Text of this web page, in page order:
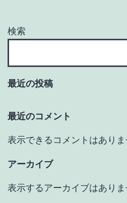
ョ
検索
最近の投稿
最近のコメント
表示できるコメントはありま
アーカイブ
表示するアーカイブはありま